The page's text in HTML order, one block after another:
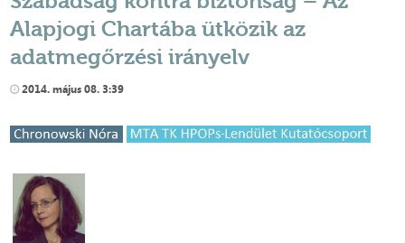
Alapjogi Chartába ütközik az
adatmegőrzési irányelv
2014. május 08. 3:39